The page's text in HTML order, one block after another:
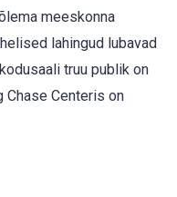
meeskonna
lahingud lubavad
truu publik on
Chase Centeris on